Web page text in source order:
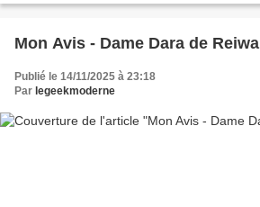
Mon Avis - Dame Dara de Reiwa
Publié le 14/11/2025 à 23:18
Par legeekmoderne